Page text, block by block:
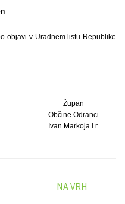
objavi v Uradnem listu Republike
Župan
Občine Odranci
Ivan Markoja l.r.
NA VRH